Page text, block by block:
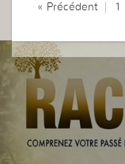
« Précédent 1